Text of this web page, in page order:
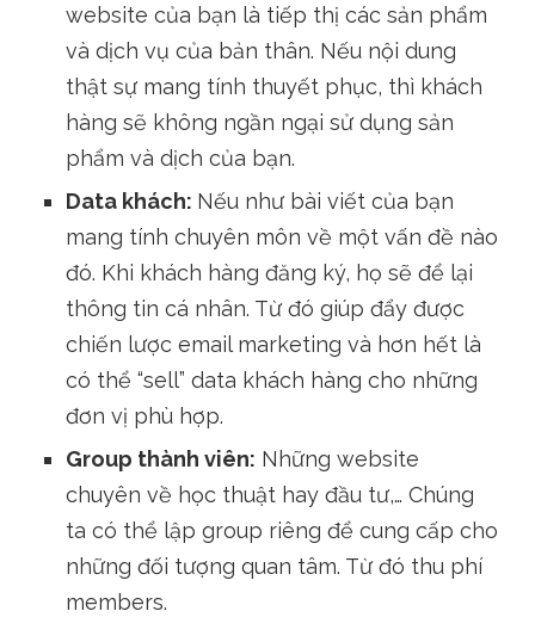
website của bạn là tiếp thị các sản phẩm
và dịch vụ của bản thân. Nếu nội dung
thật sự mang tính thuyết phục, thì khách
hàng sẽ không ngần ngại sử dụng sản
phẩm và dịch của bạn.
Data khách: Nếu như bài viết của bạn
mang tính chuyên môn về một vấn đề nào
đó. Khi khách hàng đăng ký, họ sẽ để lại
thông tin cá nhân. Từ đó giúp đẩy được
chiến lược email marketing và hơn hết là
có thể “sell” data khách hàng cho những
đơn vị phù hợp.
Group thành viên: Những website
chuyên về học thuật hay đầu tư,… Chúng
ta có thể lập group riêng để cung cấp cho
những đối tượng quan tâm. Từ đó thu phí
members.